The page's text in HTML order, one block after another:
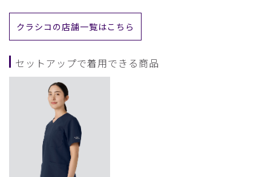
クラシコの店舗一覧はこちら
セットアップで着用できる商品